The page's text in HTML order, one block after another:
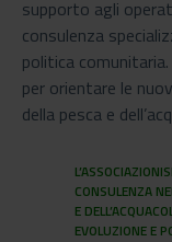
supporto agli
consulenza
politica
per orientare le
della pesca e
CONSULENZA
E
EVOLUZIONE E